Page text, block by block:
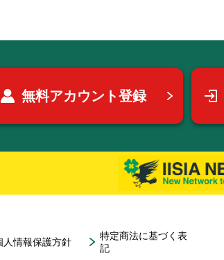
無料アカウント登録
人情報保護方針
特定商法に基づく表
記